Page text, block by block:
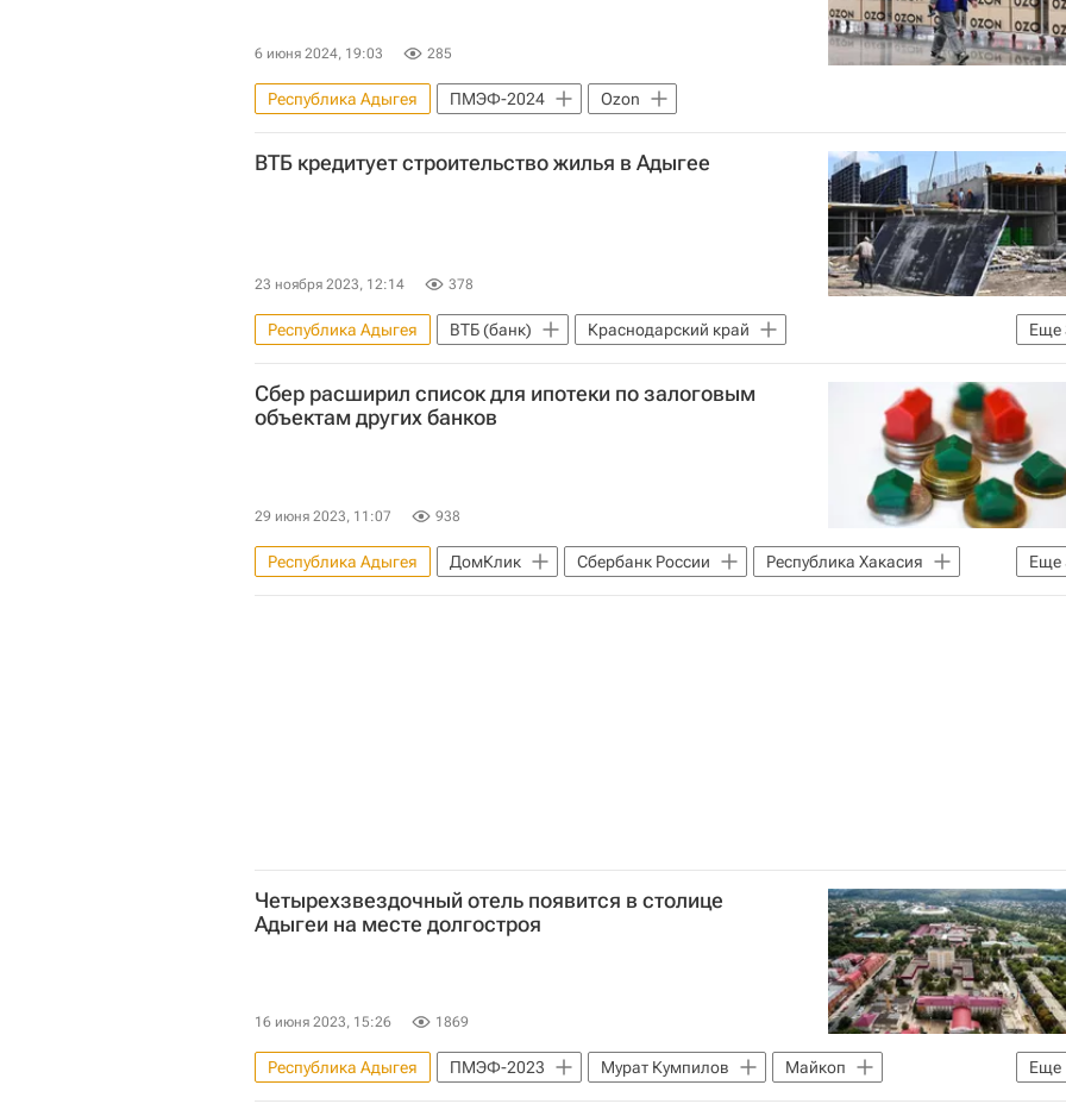
6 июня 2024, 19:03 285
Республика Адыгея ПМЭФ-2024 Ozon
ВТБ кредитует строительство жилья в Адыгее
23 ноября 2023, 12:14 378
Еще
Республика Адыгея ВТБ (банк)
Краснодарский край
Тахтамукайский район
Жилье Строительство
Сбер расширил список для ипотеки по залоговым
объектам других банков
29 июня 2023, 11:07 938
Еще
Республика Адыгея ДомКлик Сбербанк России
Республика Хакасия
Пензенская область
Ипотека Жилье
Недвижимость
Четырехзвездочный отель появится в столице
Адыгеи на месте долгостроя
16 июня 2023, 15:26 1869
Еще
Республика Адыгея ПМЭФ-2023 Мурат Кумпилов
Майкоп
Коммерческая недвижимость